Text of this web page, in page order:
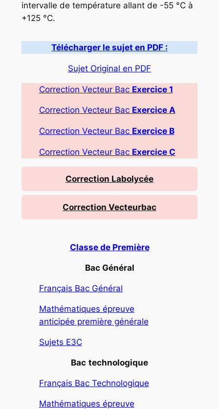
intervalle de température allant de -55 °C à
+125 °C.
Télécharger le sujet en PDF :
Sujet Original en PDF
Correction Vecteur Bac Exercice1
Correction Vecteur Bac Exercice A
Correction Vecteur Bac Exercice B
Correction Vecteur Bac Exercice C
Correction Labolycée
Correction Vecteurbac
Classe de Première
Bac Général
Français Bac Général
Mathématiques épreuve
anticipée première générale
Sujets E3C
Bac technologique
Français Bac Technologique
Mathématiques épreuve